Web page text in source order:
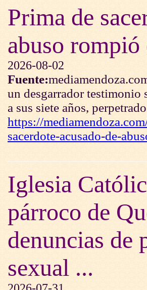
Prima de
abuso
2026-08-02
Fuente:
un desgarrador testimonio
a sus siete años,
https://
sacerdote-acusado-de-
Iglesia
párroco de
denuncias de
sexual ...